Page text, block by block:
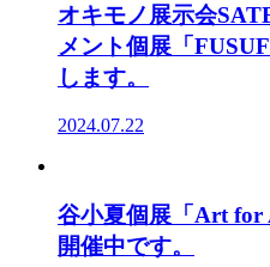
オキモノ展示会
メント個展「
します。
2024.07.22
谷小夏個展「Art for
開催中です。